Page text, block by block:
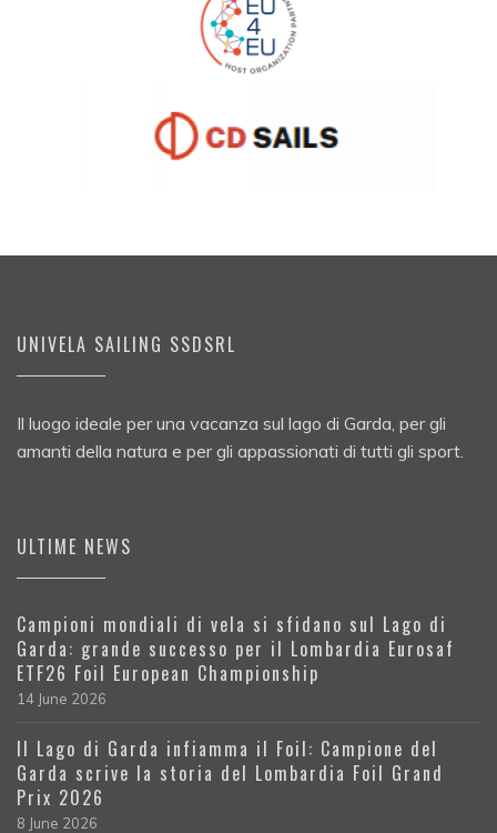
UNIVELA SAILING SSDSRL
Il luogo ideale per una vacanza sul lago di Garda, per gli
amanti della natura e per gli appassionati di tutti gli sport.
ULTIME NEWS
Campioni mondiali di vela si sfidano sul Lago di
Garda: grande successo per il Lombardia Eurosaf
ETF26 Foil European Championship
14 June 2026
Il Lago di Garda infiamma il Foil: Campione del
Garda scrive la storia del Lombardia Foil Grand
Prix 2026
8 June 2026